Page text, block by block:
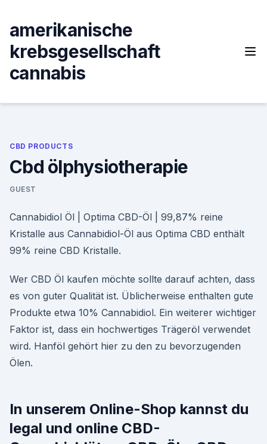
content
amerikanische
krebsgesellschaft
cannabis
CBD PRODUCTS
Cbd ölphysiotherapie
GUEST
Cannabidiol Öl | Optima CBD-Öl | 99,87% reine
Kristalle aus Cannabidiol-Öl aus Optima CBD enthält
99% reine CBD Kristalle.
Wer CBD Öl kaufen möchte sollte darauf achten, dass
es von guter Qualität ist. Üblicherweise enthalten gute
Produkte etwa 10% Cannabidiol. Ein weiterer wichtiger
Faktor ist, dass ein hochwertiges Trägeröl verwendet
wird. Hanföl gehört hier zu den zu bevorzugenden
Ölen.
In unserem Online-Shop kannst du
legal und online CBD-